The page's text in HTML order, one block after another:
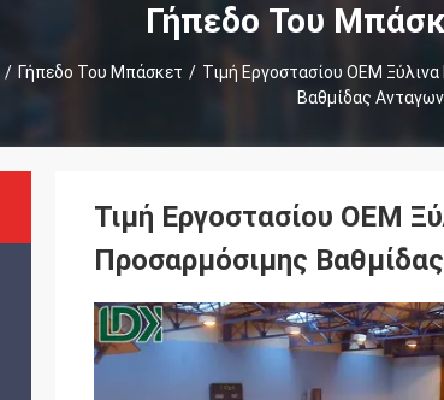
Εμάς
Γήπεδο Του
/ Γήπεδο Του Μπάσκετ / Τιμή Εργοστασίου OEM
Βαθμίδας
Τιμή Εργοστασίου OEM
Προσαρμόσιμης